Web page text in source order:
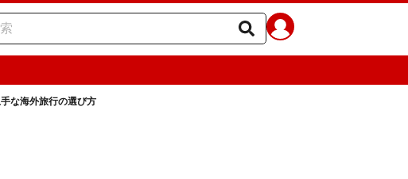
な海外旅行の選び方